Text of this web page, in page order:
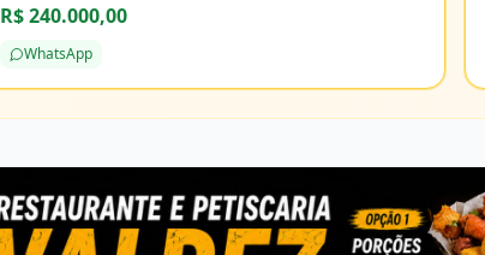
R$ 240.000,00
WhatsApp